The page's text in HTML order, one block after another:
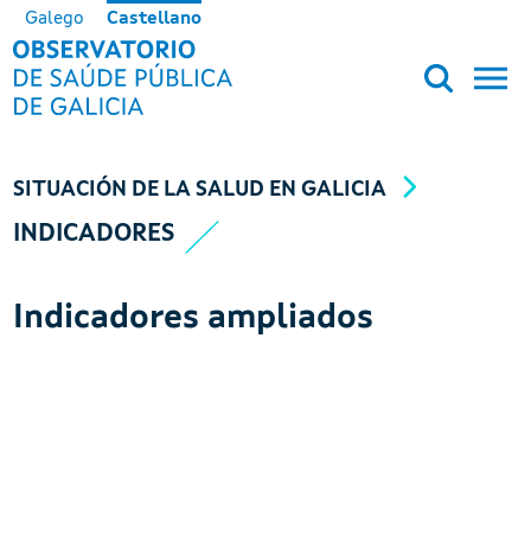
Pasar al contenido principal
Galego Castellano
OBSERVATORIO DE SALUD
SITUACIÓN DE LA SALUD EN GALICIA
INDICADORES
Indicadores ampliados